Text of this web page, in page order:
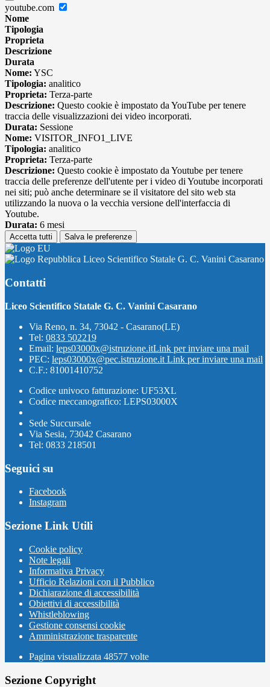
youtube.com
Nome
Tipologia
Proprieta
Descrizione
Durata
Nome: YSC
Tipologia: analitico
Proprieta: Terza-parte
Descrizione: Questo cookie è impostato da YouTube per tenere
traccia delle visualizzazioni dei video incorporati.
Durata: Sessione
Nome: VISITOR_INFO1_LIVE
Tipologia: analitico
Proprieta: Terza-parte
Descrizione: Questo cookie è impostato da Youtube per tenere
traccia delle preferenze dell'utente per i video di Youtube incorporati
nei siti; può anche determinare se il visitatore del sito web sta
utilizzando la nuova o la vecchia versione dell'interfaccia di
Youtube.
Durata: 6 mesi
Accetta tutti Salva le preferenze
Liceo Scientifico Statale G. C. Vanini Casarano
Contatti
Liceo Scientifico Statale G. C. Vanini Casarano
Via Reno, n. 34, 73042 - Casarano(LE)
Tel: 0833 502219
Email: leps03000x@istruzione.itLink per inviare una mail
PEC: leps03000x@pec.istruzione.it Link per inviare una mail
C.F.: 81001410752
Codice univoco fatturazione: UF53XL
Codice meccanografico: LEPS03000X
Sede Succursale
Via Sesia, 73042 Casarano
Tel: 0833 218501
Seguici su
Facebook
Instagram
Sezione Link Utili
Cookie policy
Note legali
Informativa Privacy
Ufficio Relazioni con il Pubblico
Dichiarazione di accessibilità
Obiettivi di accessibilità
Whistleblowing
Gestione consensi cookie
Amministrazione trasparente
Pagina visualizzata 48577 volte
Sezione Copyright